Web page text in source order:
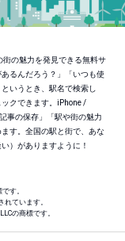
の魅力を発見できる無料サ
るんだろう？」「いつも使
いうとき、駅名で検索し
クできます。iPhone /
事の保存」「駅や街の魅力
す。全国の駅と街で、あな
）がありますように！
す。
れています。
の商標です。